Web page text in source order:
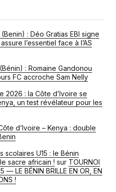
(Benin) : Déo Gratias EBI signe
l’essentiel face à l’AS
: Romaine Gandonou
FC accroche Sam Nelly
2026 : la Côte d’Ivoire se
un test révélateur pour les
d’Ivoire – Kenya : double
scolaires U15 : le Bénin
sacre africain ! sur TOURNOI
— LE BÉNIN BRILLE EN OR, EN
!